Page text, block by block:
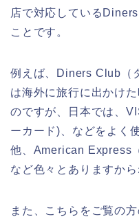
店で対応している
ことです。
例えば、Diners Club（
は海外に旅行に出かけ
のですが、日本では、
ーカード)、などをよく
他、American Express
など色々とありますから
また、こちらをご覧の